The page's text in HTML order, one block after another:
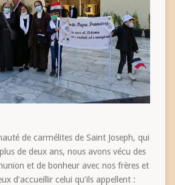
de carmélites de Saint Joseph, qui
de deux ans, nous avons vécu des
et de bonheur avec nos frères et
d’accueillir celui qu’ils appellent :